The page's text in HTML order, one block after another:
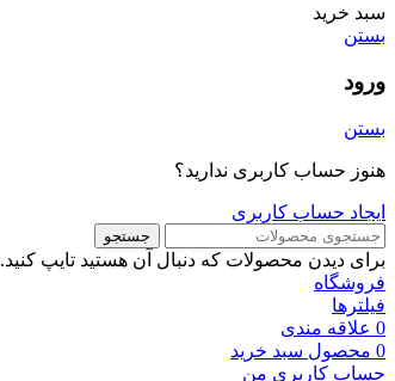
سبد خرید
بستن
ورود
بستن
هنوز حساب کاربری ندارید؟
ایجاد حساب کاربری
جستجو
برای دیدن محصولات که دنبال آن هستید تایپ کنید.
فروشگاه
فیلترها
0 علاقه مندی
0 محصول سبد خرید
حساب کاربری من